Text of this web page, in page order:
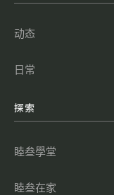
动态
日常
探索
睦叁學堂
睦叁在家